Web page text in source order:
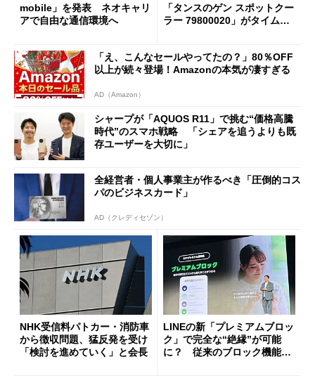
mobile」を発表 ネオキャリ
アで自由な通信環境へ
「タンスのゲン スポットクー
ラー 79800020」がタイムセ
「え、こんなセールやってたの？」80％OFF
以上が続々登場！Amazonの本気が凄すぎる
AD（Amazon）
シャープが「AQUOS R11」で挑む“価格高騰
時代”のスマホ戦略 「シェアを追うよりも既
存ユーザーを大切に」
全経営者・個人事業主が作るべき「圧倒的コス
パのビジネスカード」
AD（クレディセゾン）
NHK受信料パトカー・消防車
から徴収問題、猛反発を受け
「検討を進めていく」と会長
LINEの新「プレミアムブロッ
ク」で完全な“絶縁”が可能
に？ 従来のブロック機能と